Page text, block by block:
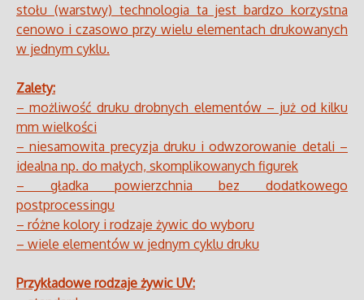
stołu (warstwy) technologia ta jest bardzo korzystna
cenowo i czasowo przy wielu elementach drukowanych
w jednym cyklu.
Zalety:
– możliwość druku drobnych elementów – już od kilku
mm wielkości
– niesamowita precyzja druku i odwzorowanie detali –
idealna np. do małych, skomplikowanych figurek
– gładka powierzchnia bez dodatkowego
postprocessingu
– różne kolory i rodzaje żywic do wyboru
– wiele elementów w jednym cyklu druku
Przykładowe rodzaje żywic UV: